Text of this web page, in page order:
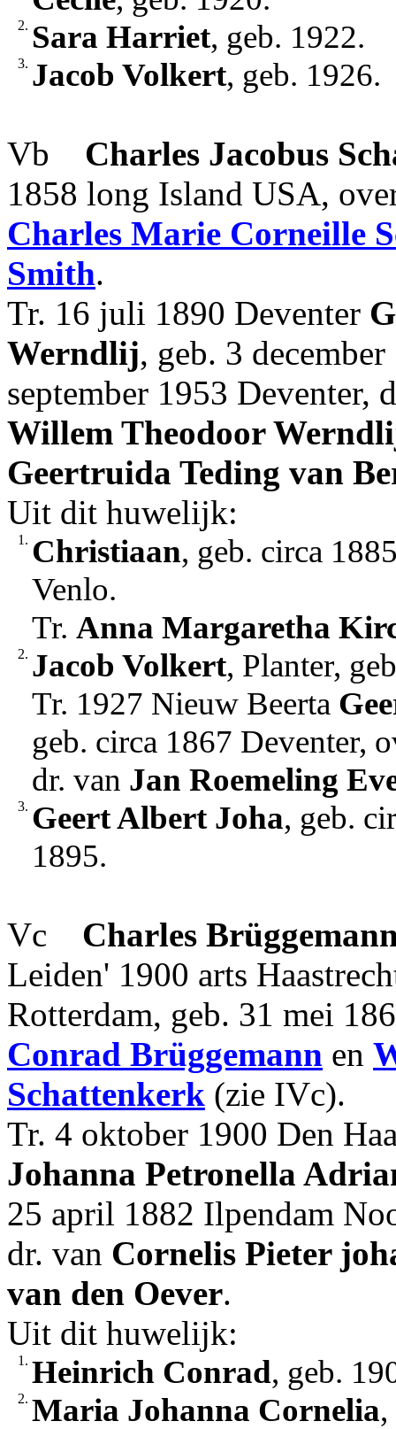
2. Sara Harriet, geb. 1922.
3. Jacob Volkert, geb. 1926.
Vb Charles Jacobus
1858 long Island USA,
Charles Marie Corneille
Smith.
Tr. 16 juli 1890 Deventer
Werndlij, geb. 3
september 1953 Deventer,
Willem Theodoor
Geertruida Teding van
Uit dit huwelijk:
1. Christiaan, geb. circa
Venlo.
Tr. Anna Margaretha
2. Jacob Volkert, Planter,
Tr. 1927 Nieuw Beerta
geb. circa 1867 Deventer,
dr. van Jan Roemeling
3. Geert Albert Joha, geb.
1895.
Vc Charles
Leiden' 1900 arts
Rotterdam, geb. 31 mei
Conrad Brüggemann en
Schattenkerk (zie IVc).
Tr. 4 oktober 1900 Den
Johanna Petronella
25 april 1882 Ilpendam
dr. van Cornelis Pieter
van den Oever.
Uit dit huwelijk:
1. Heinrich Conrad, geb.
2. Maria Johanna Cornelia